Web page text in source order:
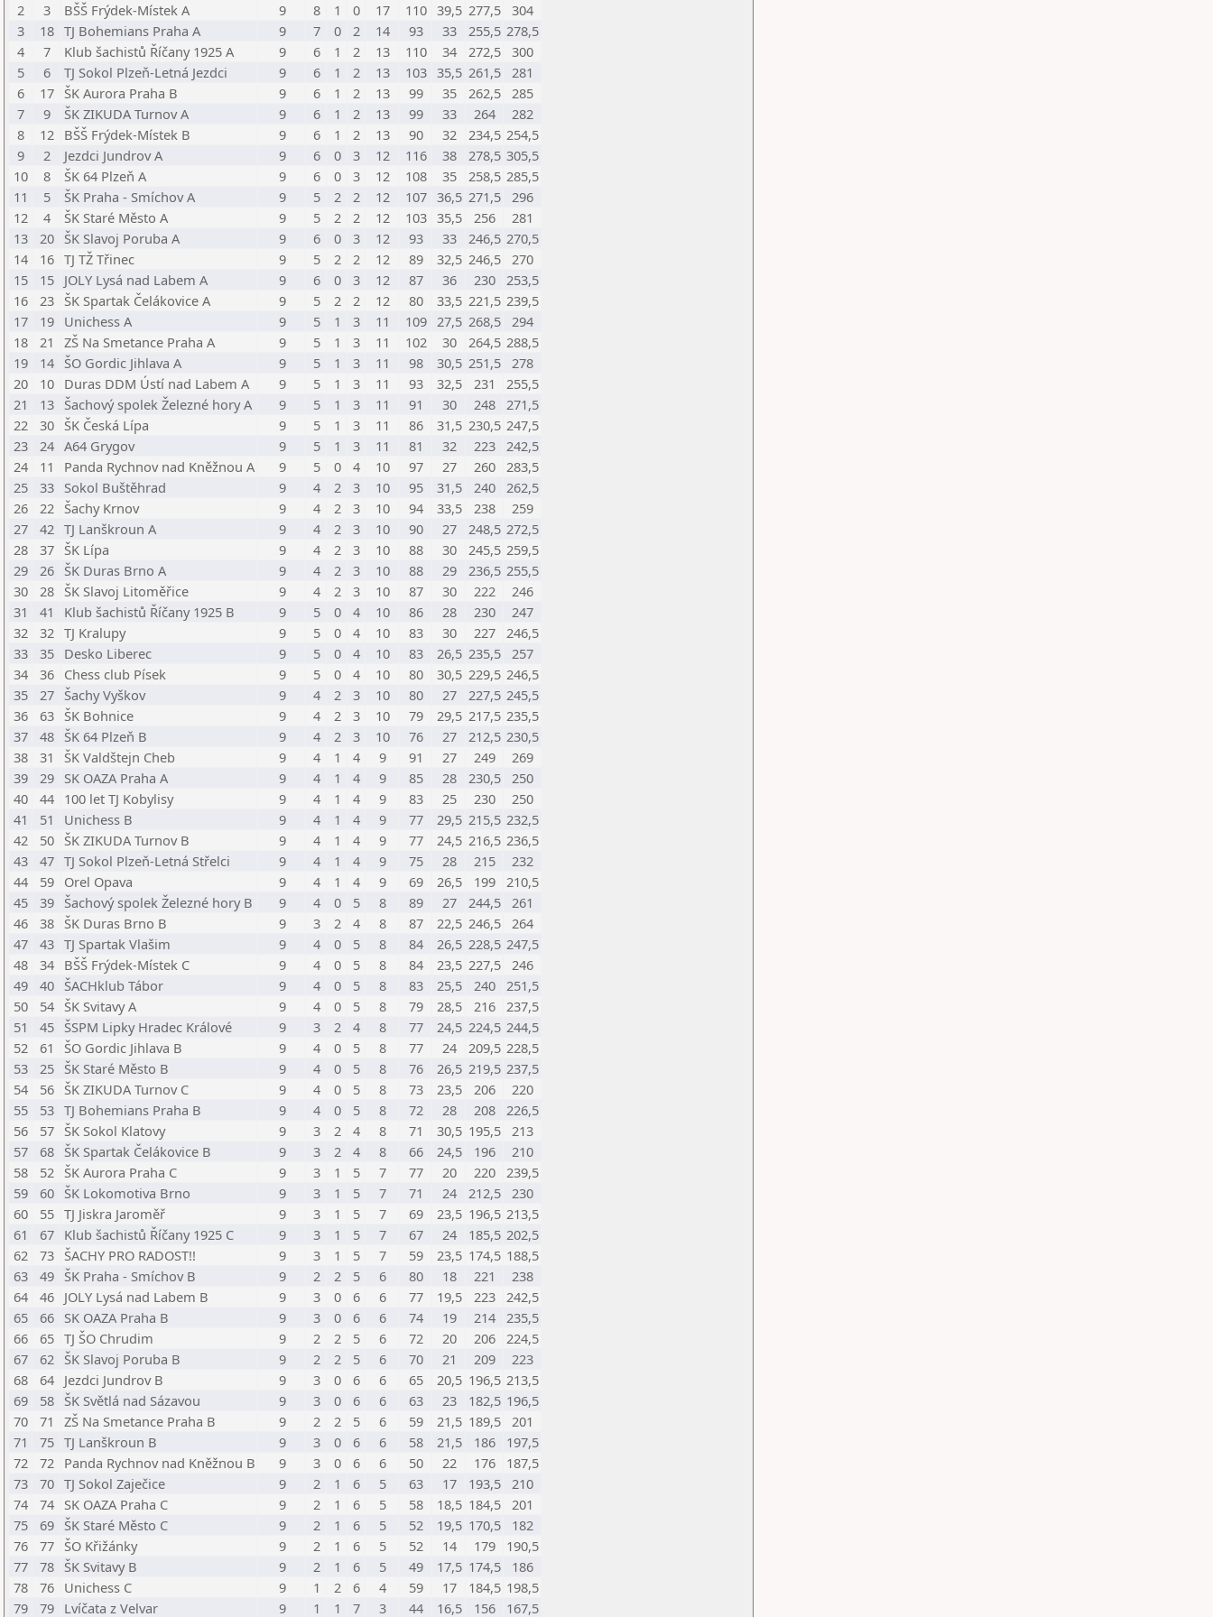
2
3 BŠŠ Frýdek-Místek A 9 8 1 0 17 110 39,5 277,5 304
3
18 TJ Bohemians Praha A 9 7 0 2 14 93 33 255,5 278,5
4
7 Klub šachistů Říčany 1925 A 9 6 1 2 13 110 34 272,5 300
5
6 TJ Sokol Plzeň-Letná Jezdci 9 6 1 2 13 103 35,5 261,5 281
6
17 ŠK Aurora Praha B 9 6 1 2 13 99 35 262,5 285
7
9 ŠK ZIKUDA Turnov A 9 6 1 2 13 99 33 264
282
8
12 BŠŠ Frýdek-Místek B 9 6 1 2 13 90 32 234,5 254,5
9
2 Jezdci Jundrov A 9 6 0 3 12 116 38 278,5 305,5
10
8 ŠK 64 Plzeň A 9 6 0 3 12 108 35 258,5 285,5
11
5 ŠK Praha - Smíchov A 9 5 2 2 12 107 36,5 271,5 296
12
4 ŠK Staré Město A 9 5 2 2 12 103 35,5 256
281
13
20 ŠK Slavoj Poruba A 9 6 0 3 12 93 33 246,5 270,5
14
16 TJ TŽ Třinec 9 5 2 2 12 89 32,5 246,5 270
15
15 JOLY Lysá nad Labem A 9 6 0 3 12 87 36 230 253,5
16
23 ŠK Spartak Čelákovice A 9 5 2 2 12 80 33,5 221,5 239,5
17
19 Unichess A 9 5 1 3 11 109 27,5 268,5 294
18
21 ZŠ Na Smetance Praha A 9 5 1 3 11 102 30 264,5 288,5
19
14 ŠO Gordic Jihlava A 9 5 1 3 11 98 30,5 251,5 278
20
10 Duras DDM Ústí nad Labem A 9 5 1 3 11 93 32,5 231
255,5
21
13 Šachový spolek Železné hory A 9 5 1 3 11 91 30 248 271,5
22
30 ŠK Česká Lípa 9 5 1 3 11 86 31,5 230,5 247,5
23
24 A64 Grygov 9 5 1 3 11 81 32 223 242,5
24
11 Panda Rychnov nad Kněžnou A 9 5 0 4 10 97 27 260 283,5
25
33 Sokol Buštěhrad 9 4 2 3 10 95 31,5 240 262,5
26
22 Šachy Krnov 9 4 2 3 10 94 33,5 238
259
27
42 TJ Lanškroun A 9 4 2 3 10 90 27 248,5 272,5
28
37 ŠK Lípa 9 4 2 3 10 88 30 245,5 259,5
29
26 ŠK Duras Brno A 9 4 2 3 10 88 29 236,5 255,5
30
28 ŠK Slavoj Litoměřice 9 4 2 3 10 87 30 222
246
31
41 Klub šachistů Říčany 1925 B 9 5 0 4 10 86 28 230
247
32
32 TJ Kralupy 9 5 0 4 10 83 30 227 246,5
33
35 Desko Liberec 9 5 0 4 10 83 26,5 235,5 257
34
36 Chess club Písek 9 5 0 4 10 80 30,5 229,5 246,5
35
27 Šachy Vyškov 9 4 2 3 10 80 27 227,5 245,5
36
63 ŠK Bohnice 9 4 2 3 10 79 29,5 217,5 235,5
37
48 ŠK 64 Plzeň B 9 4 2 3 10 76 27 212,5 230,5
38
31 ŠK Valdštejn Cheb 9 4 1 4 9 91 27 249
269
39
29 SK OAZA Praha A 9 4 1 4 9 85 28 230,5 250
40
44 100 let TJ Kobylisy 9 4 1 4 9 83 25 230
250
41
51 Unichess B 9 4 1 4 9 77 29,5 215,5 232,5
42
50 ŠK ZIKUDA Turnov B 9 4 1 4 9 77 24,5 216,5 236,5
43
47 TJ Sokol Plzeň-Letná Střelci 9 4 1 4 9 75 28 215
232
44
59 Orel Opava 9 4 1 4 9 69 26,5 199 210,5
45
39 Šachový spolek Železné hory B 9 4 0 5 8 89 27 244,5 261
46
38 ŠK Duras Brno B 9 3 2 4 8 87 22,5 246,5 264
47
43 TJ Spartak Vlašim 9 4 0 5 8 84 26,5 228,5 247,5
48
34 BŠŠ Frýdek-Místek C 9 4 0 5 8 84 23,5 227,5 246
49
40 ŠACHklub Tábor 9 4 0 5 8 83 25,5 240 251,5
50
54 ŠK Svitavy A 9 4 0 5 8 79 28,5 216 237,5
51
45 ŠSPM Lipky Hradec Králové 9 3 2 4 8 77 24,5 224,5 244,5
52
61 ŠO Gordic Jihlava B 9 4 0 5 8 77 24 209,5 228,5
53
25 ŠK Staré Město B 9 4 0 5 8 76 26,5 219,5 237,5
54
56 ŠK ZIKUDA Turnov C 9 4 0 5 8 73 23,5 206
220
55
53 TJ Bohemians Praha B 9 4 0 5 8 72 28 208 226,5
56
57 ŠK Sokol Klatovy 9 3 2 4 8 71 30,5 195,5 213
57
68 ŠK Spartak Čelákovice B 9 3 2 4 8 66 24,5 196
210
58
52 ŠK Aurora Praha C 9 3 1 5 7 77 20 220 239,5
59
60 ŠK Lokomotiva Brno 9 3 1 5 7 71 24 212,5 230
60
55 TJ Jiskra Jaroměř 9 3 1 5 7 69 23,5 196,5 213,5
61
67 Klub šachistů Říčany 1925 C 9 3 1 5 7 67 24 185,5 202,5
62
73 ŠACHY PRO RADOST!! 9 3 1 5 7 59 23,5 174,5 188,5
63
49 ŠK Praha - Smíchov B 9 2 2 5 6 80 18 221
238
64
46 JOLY Lysá nad Labem B 9 3 0 6 6 77 19,5 223 242,5
65
66 SK OAZA Praha B 9 3 0 6 6 74 19 214 235,5
66
65 TJ ŠO Chrudim 9 2 2 5 6 72 20 206 224,5
67
62 ŠK Slavoj Poruba B 9 2 2 5 6 70 21 209
223
68
64 Jezdci Jundrov B 9 3 0 6 6 65 20,5 196,5 213,5
69
58 ŠK Světlá nad Sázavou 9 3 0 6 6 63 23 182,5 196,5
70
71 ZŠ Na Smetance Praha B 9 2 2 5 6 59 21,5 189,5 201
71
75 TJ Lanškroun B 9 3 0 6 6 58 21,5 186
197,5
72
72 Panda Rychnov nad Kněžnou B 9 3 0 6 6 50 22 176
187,5
73
70 TJ Sokol Zaječice 9 2 1 6 5 63 17 193,5 210
74
74 SK OAZA Praha C 9 2 1 6 5 58 18,5 184,5 201
75
69 ŠK Staré Město C 9 2 1 6 5 52 19,5 170,5
182
76
77 ŠO Křižánky 9 2 1 6 5 52 14 179
190,5
77
78 ŠK Svitavy B 9 2 1 6 5 49 17,5 174,5
186
78
76 Unichess C 9 1 2 6 4 59 17 184,5 198,5
79
79 Lvíčata z Velvar 9 1 1 7 3 44 16,5 156 167,5